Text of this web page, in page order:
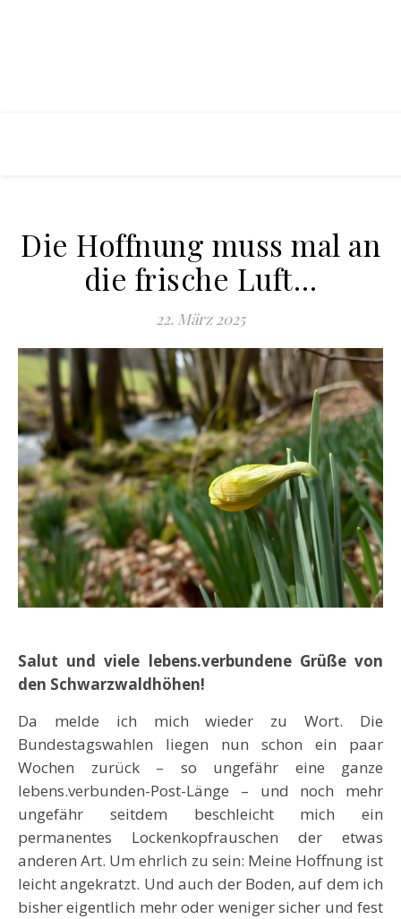
Die Hoffnung muss mal an
die frische Luft…
22. März 2025
Salut und viele lebens.verbundene Grüße von
den Schwarzwaldhöhen!
Da melde ich mich wieder zu Wort. Die
Bundestagswahlen liegen nun schon ein paar
Wochen zurück – so ungefähr eine ganze
lebens.verbunden-Post-Länge – und noch mehr
ungefähr seitdem beschleicht mich ein
permanentes Lockenkopfrauschen der etwas
anderen Art. Um ehrlich zu sein: Meine Hoffnung ist
leicht angekratzt. Und auch der Boden, auf dem ich
bisher eigentlich mehr oder weniger sicher und fest